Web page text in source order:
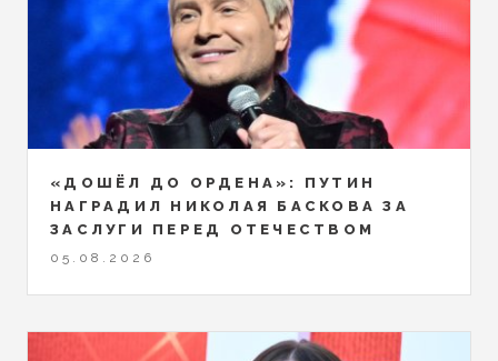
«ДОШЁЛ ДО ОРДЕНА»: ПУТИН
НАГРАДИЛ НИКОЛАЯ БАСКОВА ЗА
ЗАСЛУГИ ПЕРЕД ОТЕЧЕСТВОМ
05.08.2026